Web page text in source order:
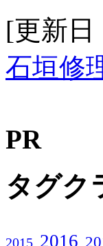
[更新日
石垣修
PR
タグク
2015 2016